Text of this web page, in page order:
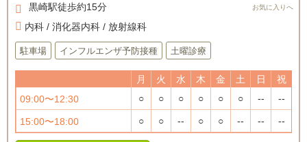
黒崎駅徒歩約15分
内科 / 消化器内科 / 放射線科
駐車場 インフルエンザ予防接種 土曜診療
月 火 水 木 金 土 日
祝
09:00〜12:30
○ ○ ○ ○ ○ ○ -- --
15:00〜18:00 ○ ○ -- ○ ○ -- -- --